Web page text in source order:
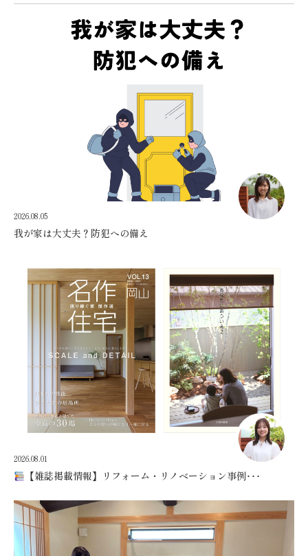
2026.08.05
我が家は大丈夫？防犯への備え
2026.08.01
【雑誌掲載情報】リフォーム・リノベーション事例･･･